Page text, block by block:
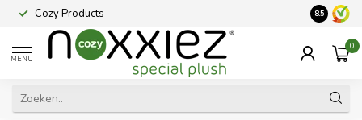
Cozy Products Vraag
8.5
MENU
0